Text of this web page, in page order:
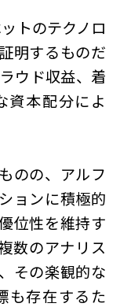
トのテクノロ
明するものだ
ウド収益、着
資本配分によ
のの、アルフ
ョンに積極的
位性を維持す
数のアナリス
その楽観的な
も存在するた